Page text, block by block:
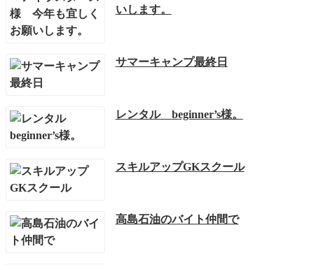
いします。
サマーキャンプ最終日
レンタル beginner’s様。
スキルアップGKスクール
高島石油のバイト仲間で